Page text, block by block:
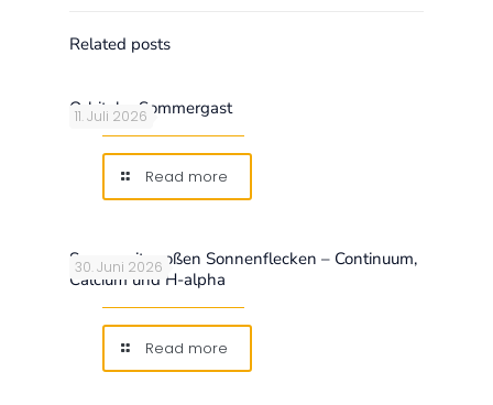
Related posts
11. Juli 2026
Orbitaler Sommergast
Read more
30. Juni 2026
Sonne mit großen Sonnenflecken – Continuum,
Calcium und H-alpha
Read more